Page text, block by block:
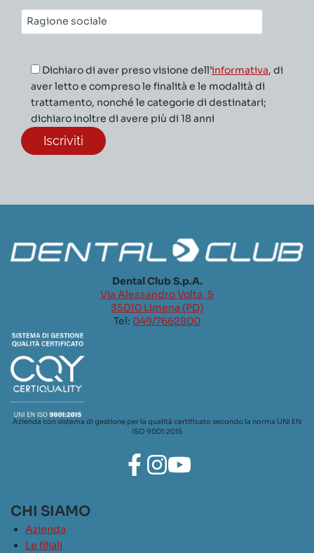
Ragione
sociale*
Dichiaro di aver preso visione dell’informativa, di
aver letto e compreso le finalità e le modalità di
trattamento, nonché le categorie di destinatari;
dichiaro inoltre di avere più di 18 anni
Dental Club S.p.A.
Via Alessandro Volta, 5
35010 Limena (PD)
Tel: 049/7662800
Azienda con sistema di gestione per la qualità certificato secondo la norma UNI EN
ISO 9001:2015
CHI SIAMO
Azienda
Le filiali